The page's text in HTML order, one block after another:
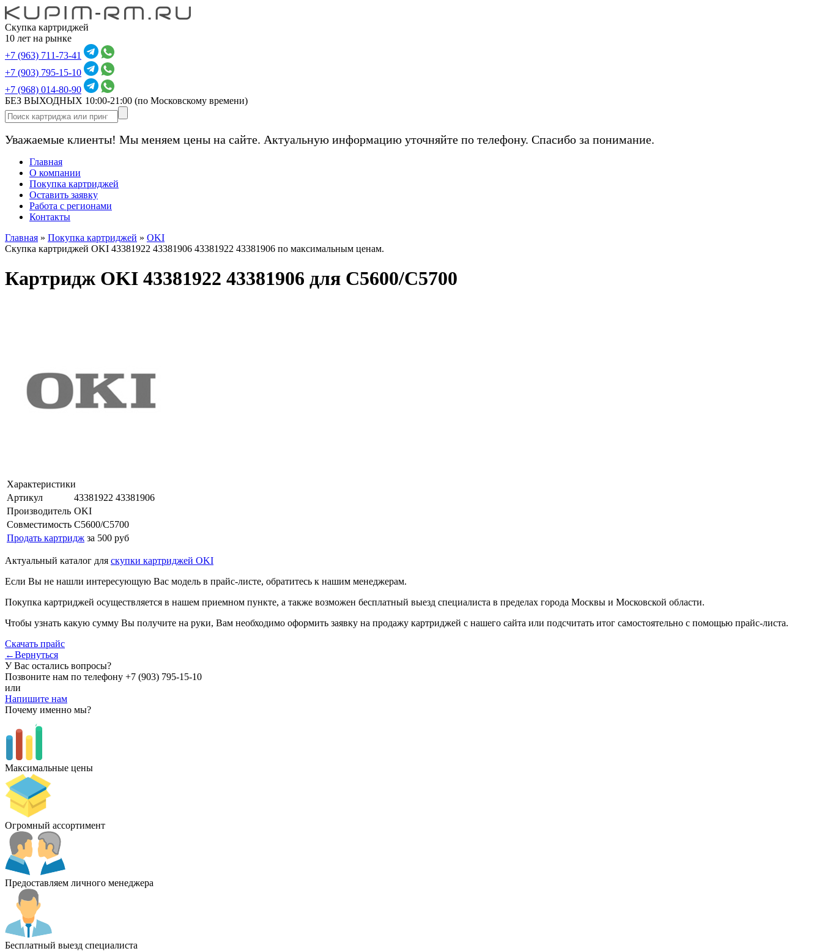
Скупка картриджей
10 лет на рынке
+7 (963) 711-73-41
+7 (903) 795-15-10
+7 (968) 014-80-90
БЕЗ ВЫХОДНЫХ 10:00-21:00 (по Московскому времени)
Уважаемые клиенты! Мы меняем цены на сайте. Актуальную информацию уточняйте по телефону. Спасибо за понимание.
Главная
О компании
Покупка картриджей
Оставить заявку
Работа с регионами
Контакты
Главная » Покупка картриджей » OKI
Скупка картриджей OKI 43381922 43381906 43381922 43381906 по максимальным ценам.
Картридж OKI 43381922 43381906 для C5600/C5700
Характеристики
Артикул
43381922 43381906
Производитель OKI
Совместимость C5600/C5700
Продать картридж за 500 руб
Актуальный каталог для скупки картриджей OKI
Если Вы не нашли интересующую Вас модель в прайс-листе, обратитесь к нашим менеджерам.
Покупка картриджей осуществляется в нашем приемном пункте, а также возможен бесплатный выезд специалиста в пределах города Москвы и Московской области.
Чтобы узнать какую сумму Вы получите на руки, Вам необходимо оформить заявку на продажу картриджей с нашего сайта или подсчитать итог самостоятельно с помощью прайс-листа.
Скачать прайс
←Вернуться
У Вас остались вопросы?
Позвоните нам по телефону +7 (903) 795-15-10
или
Напишите нам
Почему именно мы?
Максимальные цены
Огромный ассортимент
Предоставляем личного менеджера
Бесплатный выезд специалиста